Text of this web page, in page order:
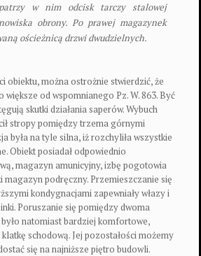
w nim odcisk tarczy stalowej
obrony. Po prawej magazynek
ościeżnicą drzwi dwudzielnych.
obiektu, można ostrożnie stwierdzić, że
większe od wspomnianego Pz. W. 863. Być
skutki działania saperów. Wybuch
stropy pomiędzy trzema górnymi
była na tyle silna, iż rozchyliła wszystkie
Obiekt posiadał odpowiednio
magazyn amunicyjny, izbę pogotowia
podręczny. Przemieszczanie się
kondygnacjami zapewniały włazy i
Poruszanie się pomiędzy dwoma
natomiast bardziej komfortowe,
schodową. Jej pozostałości możemy
się na najniższe piętro budowli.